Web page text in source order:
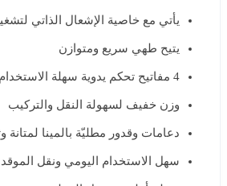
يأتي مع خاصية الإشعال الذاتي
يتيح طهي سريع ومتوازن
4 مفاتيح تحكم يدوية سهلة الاستخدام
وزن خفيف لسهولة النقل والتركيب
دعامات وقدور مطليّة بالمينا لمتانة
سهل الاستخدام اليومي ونقل